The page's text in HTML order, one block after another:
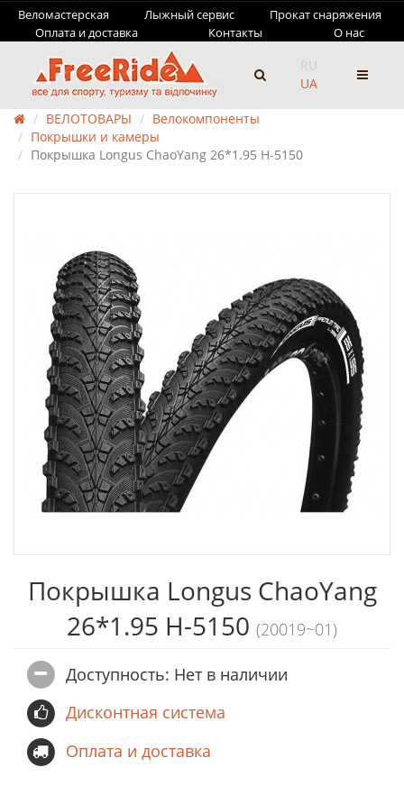
Веломастерская Лыжный сервис
Прокат снаряжения
Оплата и доставка
Контакты О нас
RU
UA
ВЕЛОТОВАРЫ
Велокомпоненты
Покрышки и камеры
Покрышка Longus ChaoYang 26*1.95 H-5150
Покрышка Longus ChaoYang
26*1.95 H-5150 (20019~01)
Доступность: Нет в наличии
Дисконтная система
Оплата и доставка